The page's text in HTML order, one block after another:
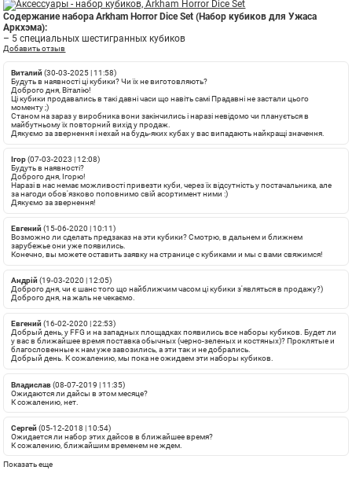
Содержание набора Arkham Horror Dice Set (Набор кубиков для Ужаса
Аркхэма):
– 5 специальных шестигранных кубиков
Добавить отзыв
Виталий (30-03-2025 | 11:58)
Будуть в наявності ці кубики? Чи їх не виготовляють?
Доброго дня, Віталію!
Ці кубики продавались в такі давні часи що навіть самі Прадавні не застали цього
моменту ;)
Станом на зараз у виробника вони закінчились і наразі невідомо чи планується в
майбутньому їх повторний вихід у продаж.
Дякуємо за звернення і нехай на будь-яких кубах у вас випадають найкращі значення.
Ігор (07-03-2023 | 12:08)
Будуть в наявності?
Доброго дня, Ігорю!
Наразі в нас немає можливості привезти куби, через їх відсутність у постачальника, але
за нагоди обов'язково поповнимо свій асортимент ними :)
Дякуємо за звернення!
Евгений (15-06-2020 | 10:11)
Возможно ли сделать предзаказ на эти кубики? Смотрю, в дальнем и ближнем
зарубежье они уже появились.
Конечно, вы можете оставить заявку на странице с кубиками и мы с вами свяжимся!
Андрій (19-03-2020 | 12:05)
Доброго дня, чи є шанс того що найближчим часом ці кубики з'являться в продажу?)
Доброго дня, на жаль не чекаємо.
Евгений (16-02-2020 | 22:53)
Добрый день, у FFG и на западных площадках появились все наборы кубиков. Будет ли
у вас в ближайшее время поставка обычных (черно-зеленых и костяных)? Проклятые и
благословенные к нам уже завозились, а эти так и не добрались.
Добрый день. К сожалению, мы пока не ожидаем эти наборы кубиков.
Владислав (08-07-2019 | 11:35)
Ожидаются ли дайсы в этом месяце?
К сожалению, нет.
Сергей (05-12-2018 | 10:54)
Ожидается ли набор этих дайсов в ближайшее время?
К сожалению, ближайшим временем не ждем.
Показать еще